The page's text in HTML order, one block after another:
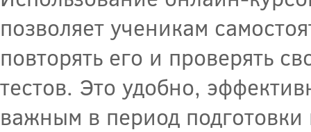
позволяет ученикам
повторять его и проверять
тестов. Это удобно,
важным в период подготовки